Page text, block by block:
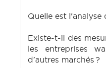
Quelle est l'analyse
Existe-t-il des
les entreprises
d'autres marchés ?